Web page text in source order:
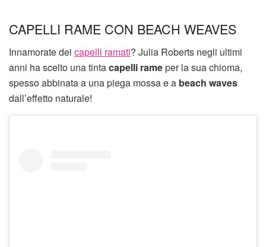
CAPELLI RAME CON BEACH WEAVES
Innamorate dei capelli ramati? Julia Roberts negli ultimi
anni ha scelto una tintacapelli rameper la sua chioma,
spesso abbinata a una piega mossa e a beach waves
dall’effetto naturale!